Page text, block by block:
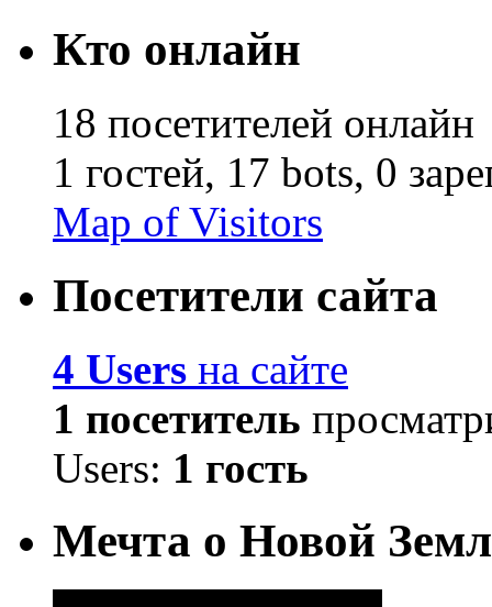
Кто онлайн
18 посетителей онлайн
1 гостей, 17 bots, 0
Map of Visitors
Посетители сайта
4 Users на сайте
1 посетитель
Users: 1 гость
Мечта о Новой